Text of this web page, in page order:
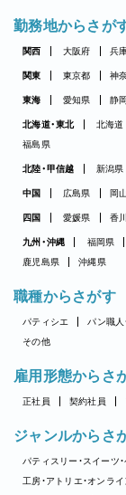
勤務地からさが
関西 大阪府 兵
関東 東京都 神
東海 愛知県 静
北海道・東北 北海道
福島県
北陸・甲信越 新潟県
中国 広島県 岡
四国 愛媛県 香
九州・沖縄 福岡県
鹿児島県
沖縄県
職種からさがす
パティシエ パン職人
その他
雇用形態からさ
正社員 契約社員
ジャンルからさ
パティスリー・スイーツ
工房・アトリエ・オンラ